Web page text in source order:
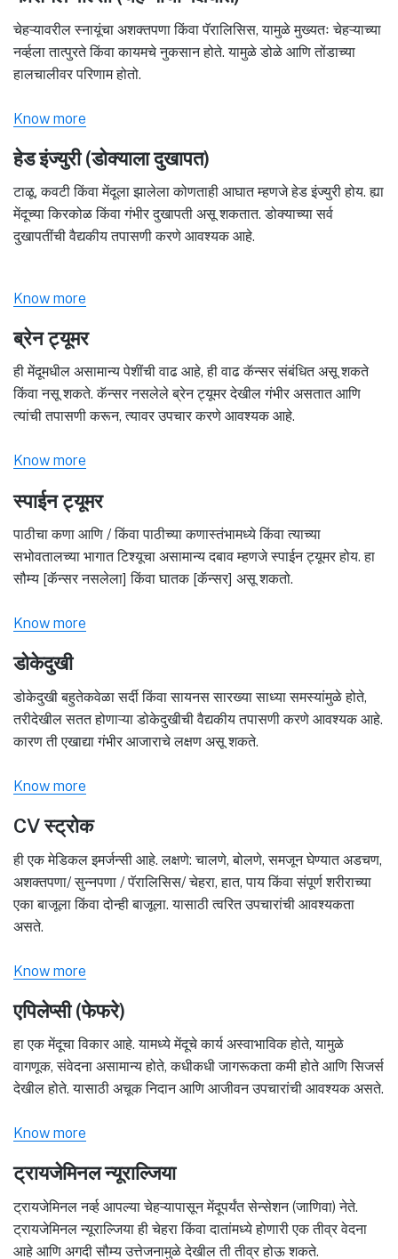
चेहऱ्यावरील स्नायूंचा अशक्तपणा किंवा पॅरालिसिस, यामुळे मुख्यतः चेहऱ्याच्या
नर्व्हला तात्पुरते किंवा कायमचे नुकसान होते. यामुळे डोळे आणि तोंडाच्या
हालचालीवर परिणाम होतो.
Know more
हेड इंज्युरी (डोक्याला दुखापत)
टाळू, कवटी किंवा मेंदूला झालेला कोणताही आघात म्हणजे हेड इंज्युरी होय. ह्या
मेंदूच्या किरकोळ किंवा गंभीर दुखापती असू शकतात. डोक्याच्या सर्व
दुखापतींची वैद्यकीय तपासणी करणे आवश्यक आहे.
Know more
ब्रेन ट्यूमर
ही मेंदूमधील असामान्य पेशींची वाढ आहे, ही वाढ कॅन्सर संबंधित असू शकते
किंवा नसू शकते. कॅन्सर नसलेले ब्रेन ट्यूमर देखील गंभीर असतात आणि
त्यांची तपासणी करून, त्यावर उपचार करणे आवश्यक आहे.
Know more
स्पाईन ट्यूमर
पाठीचा कणा आणि / किंवा पाठीच्या कणास्तंभामध्ये किंवा त्याच्या
सभोवतालच्या भागात टिश्यूचा असामान्य दबाव म्हणजे स्पाईन ट्यूमर होय. हा
सौम्य [कॅन्सर नसलेला] किंवा घातक [कॅन्सर] असू शकतो.
Know more
डोकेदुखी
डोकेदुखी बहुतेकवेळा सर्दी किंवा सायनस सारख्या साध्या समस्यांमुळे होते,
तरीदेखील सतत होणाऱ्या डोकेदुखीची वैद्यकीय तपासणी करणे आवश्यक आहे.
कारण ती एखाद्या गंभीर आजाराचे लक्षण असू शकते.
Know more
CV स्ट्रोक
ही एक मेडिकल इमर्जन्सी आहे. लक्षणे: चालणे, बोलणे, समजून घेण्यात अडचण,
अशक्तपणा/ सुन्नपणा / पॅरालिसिस/ चेहरा, हात, पाय किंवा संपूर्ण शरीराच्या
एका बाजूला किंवा दोन्ही बाजूला. यासाठी त्वरित उपचारांची आवश्यकता
असते.
Know more
एपिलेप्सी (फेफरे)
हा एक मेंदूचा विकार आहे. यामध्ये मेंदूचे कार्य अस्वाभाविक होते, यामुळे
वागणूक, संवेदना असामान्य होते, कधीकधी जागरूकता कमी होते आणि सिजर्स
देखील होते. यासाठी अचूक निदान आणि आजीवन उपचारांची आवश्यक असते.
Know more
ट्रायजेमिनल न्यूराल्जिया
ट्रायजेमिनल नर्व्ह आपल्या चेहऱ्यापासून मेंदूपर्यंत सेन्सेशन (जाणिवा) नेते.
ट्रायजेमिनल न्यूराल्जिया ही चेहरा किंवा दातांमध्ये होणारी एक तीव्र वेदना
आहे आणि अगदी सौम्य उत्तेजनामुळे देखील ती तीव्र होऊ शकते.